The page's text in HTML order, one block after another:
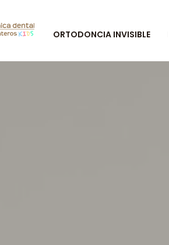
ORTODONCIA INVISIBLE